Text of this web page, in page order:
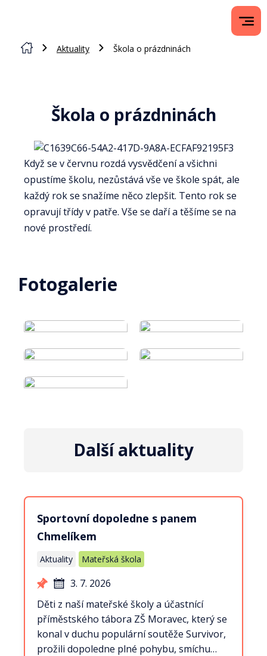
Aktuality Škola o prázdninách
Škola o prázdninách
Když se v červnu rozdá vysvědčení a všichni
opustíme školu, nezůstává vše ve škole spát, ale
každý rok se snažíme něco zlepšit. Tento rok se
opravují třídy v patře. Vše se daří a těšíme se na
nové prostředí.
Fotogalerie
Další aktuality
Sportovní dopoledne s panem
Chmelíkem
Aktuality Mateřská škola
3. 7. 2026
Děti z naší mateřské školy a účastnící
příměstského tábora ZŠ Moravec, který se
konal v duchu populární soutěže Survivor,
prožili dopoledne plné pohybu, smíchu…